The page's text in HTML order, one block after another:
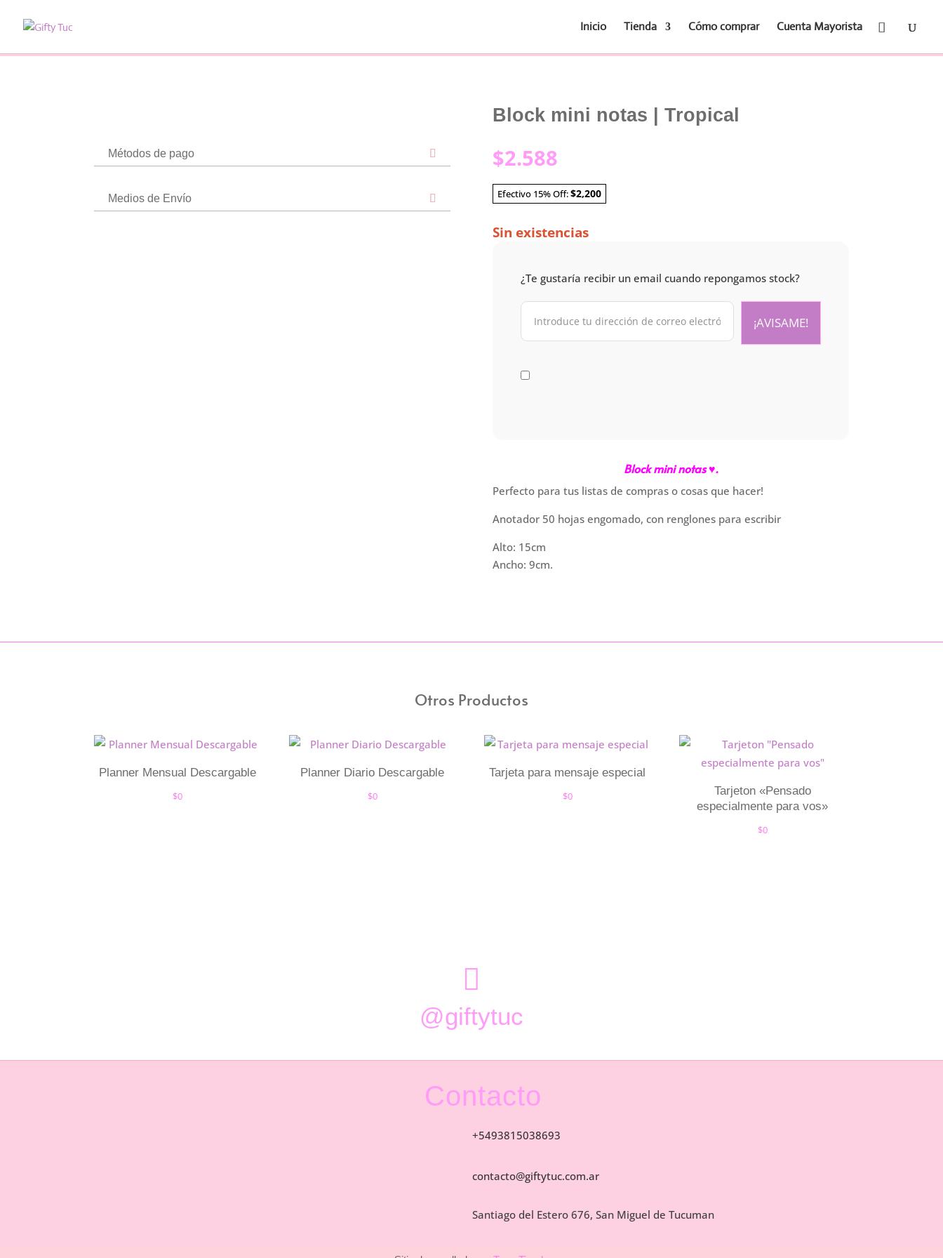
Inicio Tienda Cómo comprar Cuenta Mayorista
Métodos de pago
Medios de Envío
Block mini notas | Tropical
$2.588
Efectivo 15% Off:$2,200
Sin existencias
¿Te gustaría recibir un email cuando repongamos stock?
Block mini notas ♥.
Perfecto para tus listas de compras o cosas que hacer!
Anotador 50 hojas engomado, con renglones para escribir
Alto: 15cm
Ancho: 9cm.
Otros Productos
Planner Mensual Descargable
$0
Planner Diario Descargable
$0
Tarjeta para mensaje especial
$0
Tarjeton «Pensado
especialmente para vos»
$0

@giftytuc
Contacto
+5493815038693
contacto@giftytuc.com.ar
Santiago del Estero 676, San Miguel de Tucuman